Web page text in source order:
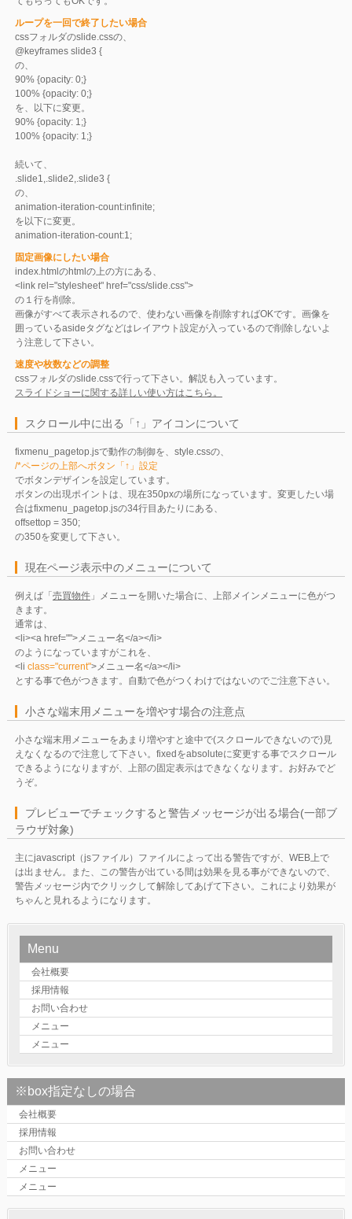
ループを一回で終了したい場合
cssフォルダのslide.cssの、
@keyframes slide3 {
の、
90% {opacity: 0;}
100% {opacity: 0;}
を、以下に変更。
90% {opacity: 1;}
100% {opacity: 1;}
続いて、
.slide1,.slide2,.slide3 {
の、
animation-iteration-count:infinite;
を以下に変更。
animation-iteration-count:1;
固定画像にしたい場合
index.htmlのhtmlの上の方にある、
<link rel="stylesheet" href="css/slide.css">
の１行を削除。
画像がすべて表示されるので、使わない画像を削除すればOKです。画像を
囲っているasideタグなどはレイアウト設定が入っているので削除しないよ
う注意して下さい。
速度や枚数などの調整
cssフォルダのslide.cssで行って下さい。解説も入っています。
スライドショーに関する詳しい使い方はこちら。
スクロール中に出る「↑」アイコンについて
fixmenu_pagetop.jsで動作の制御を、style.cssの、
/*ページの上部へボタン「↑」設定
でボタンデザインを設定しています。
ボタンの出現ポイントは、現在350pxの場所になっています。変更したい場
合はfixmenu_pagetop.jsの34行目あたりにある、
offsettop = 350;
の350を変更して下さい。
現在ページ表示中のメニューについて
例えば「 売買物件」メニューを開いた場合に、上部メインメニューに色がつ
きます。
通常は、
<li><a href="">メニュー名</a></li>
のようになっていますがこれを、
<li class="current">メニュー名</a></li>
とする事で色がつきます。自動で色がつくわけではないのでご注意下さい。
小さな端末用メニューを増やす場合の注意点
小さな端末用メニューをあまり増やすと途中で(スクロールできないので)見
えなくなるので注意して下さい。fixedをabsoluteに変更する事でスクロール
できるようになりますが、上部の固定表示はできなくなります。お好みでど
うぞ。
プレビューでチェックすると警告メッセージが出る場合(一部ブ
ラウザ対象)
主にjavascript（jsファイル）ファイルによって出る警告ですが、WEB上で
は出ません。また、この警告が出ている間は効果を見る事ができないので、
警告メッセージ内でクリックして解除してあげて下さい。これにより効果が
ちゃんと見れるようになります。
Menu
会社概要
採用情報
お問い合わせ
メニュー
メニュー
※box指定なしの場合
会社概要
採用情報
お問い合わせ
メニュー
メニュー